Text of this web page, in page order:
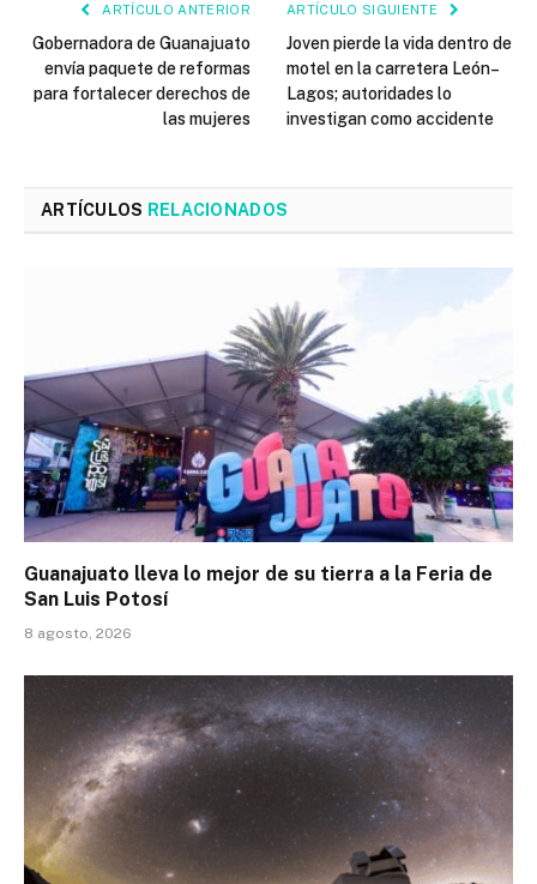
ARTÍCULO ANTERIOR
Gobernadora de Guanajuato
envía paquete de reformas
para fortalecer derechos de
las mujeres
ARTÍCULO SIGUIENTE
Joven pierde la vida dentro de
motel en la carretera León–
Lagos; autoridades lo
investigan como accidente
ARTÍCULOS RELACIONADOS
Guanajuato lleva lo mejor de su tierra a la Feria de
San Luis Potosí
8 agosto, 2026